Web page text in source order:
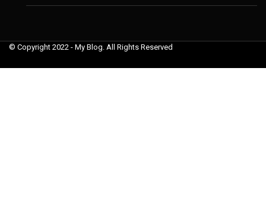
© Copyright 2022 - My Blog. All Rights Reserved